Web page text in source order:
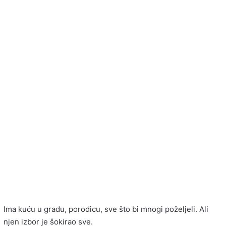
Ima kuću u gradu, porodicu, sve što bi mnogi poželjeli. Ali
njen izbor je šokirao sve.